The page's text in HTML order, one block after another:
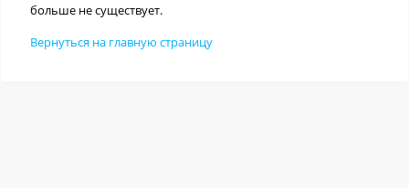
больше не существует.
Вернуться на главную страницу